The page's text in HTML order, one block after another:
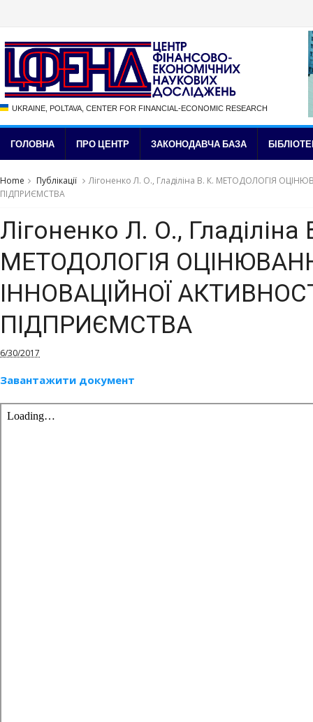
UKRAINE, POLTAVA, CENTER FOR FINANCIAL-ECONOMIC RESEARCH
ГОЛОВНА ПРО ЦЕНТР ЗАКОНОДАВЧА БАЗА
Home Публікації
Лігоненко Л. О., Гладіліна В. К. МЕТОДОЛОГІЯ
ПІДПРИЄМСТВА
Лігоненко Л. О., Гладіліна
МЕТОДОЛОГІЯ
ІННОВАЦІЙНОЇ
ПІДПРИЄМСТВА
6/30/2017
Завантажити документ